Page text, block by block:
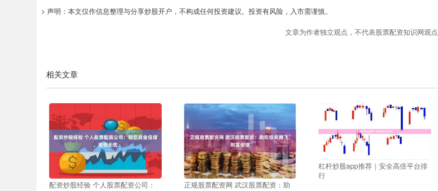
> 声明：本文仅作信息整理与分享炒股开户，不构成任何投资建议。投资有风险，入市需谨慎。
文章为作者独立观点，不代表股票配资知识网观点
相关文章
配资炒股经验 个人股票配资公司：
正规股票配资网 武汉股票配资：助
杠杆炒股app推荐｜安全高倍平台排
行